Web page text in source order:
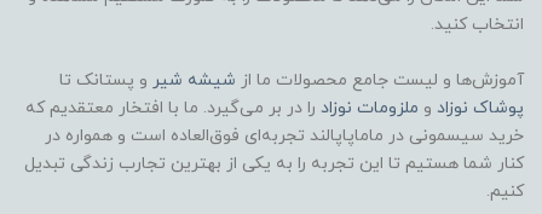
انتخاب کنید.
آموزش‌ها و لیست جامع محصولات ما از شیشه شیر و پستانک تا
پوشاک نوزاد و ملزومات نوزاد را در بر می‌گیرد. ما با افتخار معتقدیم که
خرید سیسمونی در ماماپاپالند تجربه‌ای فوق‌العاده است و همواره در
کنار شما هستیم تا این تجربه را به یکی از بهترین تجارب زندگی تبدیل
کنیم.